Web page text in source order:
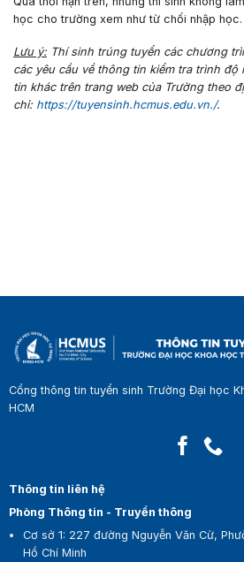
học cho trường xem như từ chối nhập học.
Lưu ý: Thí sinh trúng tuyển các chương
các yêu cầu về thông tin kiểm tra trình độ
tin khác trên trang web của Trường theo
chỉ: https://tuyensinh.hcmus.edu.vn./.
Cổng thông tin tuyển sinh Trường Đại học
HCM
Thông tin liên hệ
Phòng Thông tin - Truyền thông
Cơ sở 1: 227 đường Nguyễn Văn Cừ,
Hồ Chí Minh